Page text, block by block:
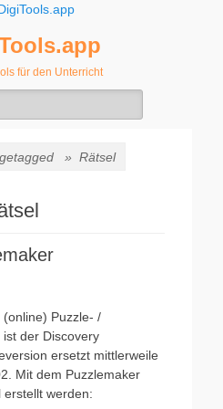
für den Unterricht
» Rätsel
Puzzle- /
der Discovery
ersetzt mittlerweile
Mit dem Puzzlemaker
erstellt werden: